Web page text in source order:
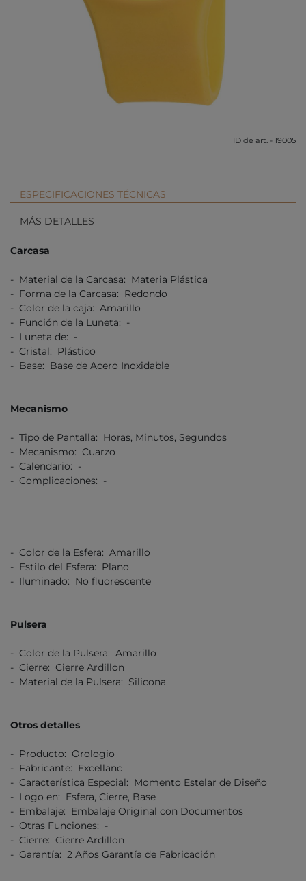
ID de art. - 19005
ESPECIFICACIONES TÉCNICAS
MÁS DETALLES
Carcasa
- Material de la Carcasa: Materia Plástica
- Forma de la Carcasa: Redondo
- Color de la caja: Amarillo
- Función de la Luneta: -
- Luneta de: -
- Cristal: Plástico
- Base: Base de Acero Inoxidable
Mecanismo
- Tipo de Pantalla: Horas, Minutos, Segundos
- Mecanismo: Cuarzo
- Calendario: -
- Complicaciones: -
- Color de la Esfera: Amarillo
- Estilo del Esfera: Plano
- Iluminado: No fluorescente
Pulsera
- Color de la Pulsera: Amarillo
- Cierre: Cierre Ardillon
- Material de la Pulsera: Silicona
Otros detalles
- Producto: Orologio
- Fabricante: Excellanc
- Característica Especial: Momento Estelar de Diseño
- Logo en: Esfera, Cierre, Base
- Embalaje: Embalaje Original con Documentos
- Otras Funciones: -
- Cierre: Cierre Ardillon
- Garantía: 2 Años Garantía de Fabricación